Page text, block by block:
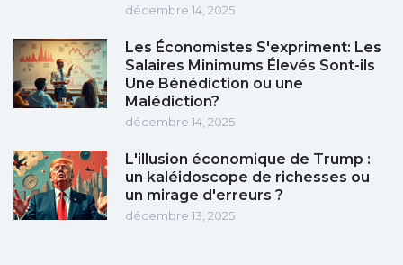
décembre 14, 2025
Les Économistes S'expriment: Les
Salaires Minimums Élevés Sont-ils
Une Bénédiction ou une
Malédiction?
décembre 14, 2025
L'illusion économique de Trump :
un kaléidoscope de richesses ou
un mirage d'erreurs ?
décembre 13, 2025